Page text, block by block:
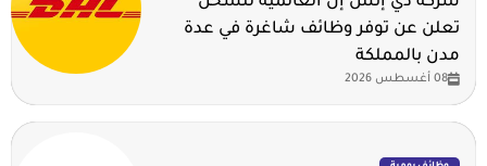
تعلن عن توفر وظائف شاغرة في عدة
مدن بالمملكة
08 أغسطس 2026